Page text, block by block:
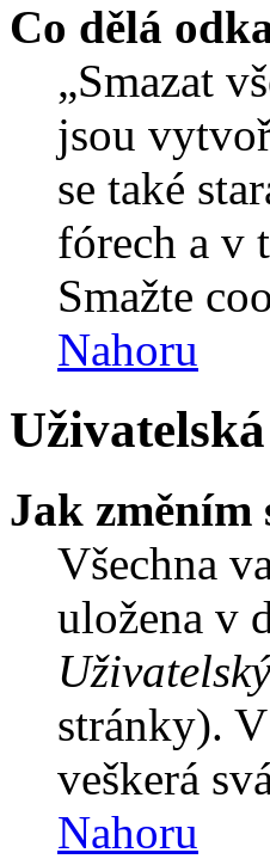
Co dělá
„Smazat
jsou
se také
fórech a v
Smažte
Nahoru
Jak změním
Všechna
uložena v
stránky).
veškerá
Nahoru